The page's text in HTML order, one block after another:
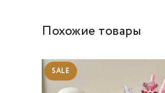
Похожие товары
SALE